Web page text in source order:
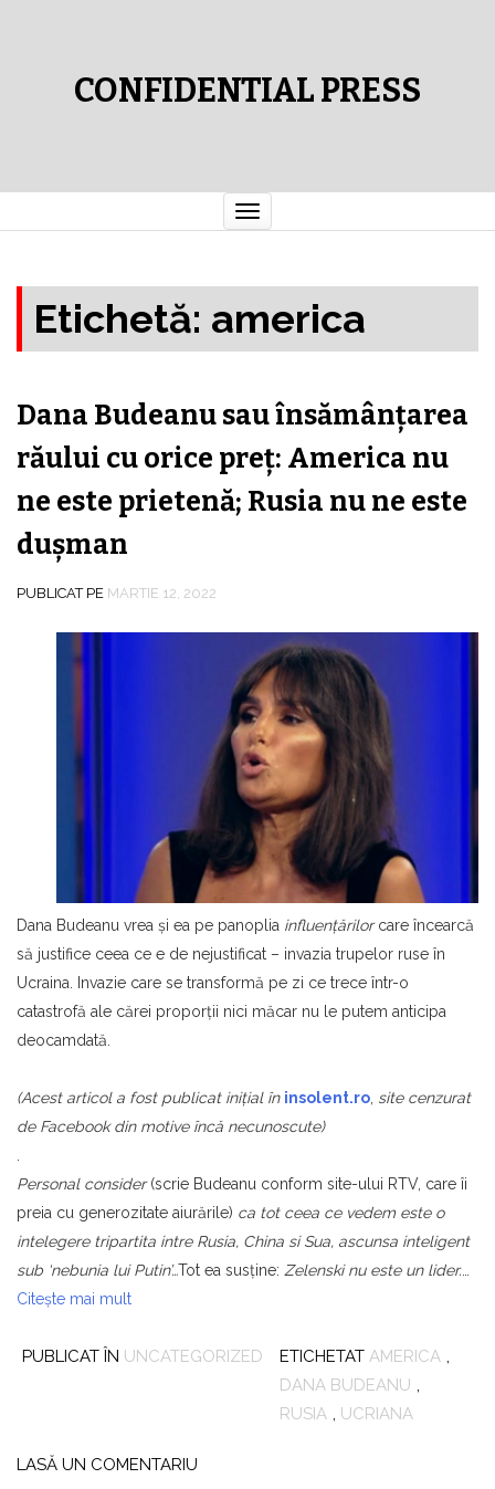
CONFIDENTIAL PRESS
Comută
navigarea
Etichetă: america
Dana Budeanu sau însămânţarea
răului cu orice preţ: America nu
ne este prietenă; Rusia nu ne este
duşman
PUBLICAT PE MARTIE 12, 2022
Dana Budeanu vrea şi ea pe panoplia influenţărilorcare încearcă
să justifice ceea ce e de nejustificat – invazia trupelor ruse în
Ucraina. Invazie care se transformă pe zi ce trece într-o
catastrofă ale cărei proporţii nici măcar nu le putem anticipa
deocamdată.
(Acest articol a fost publicat iniţial în insolent.ro site cenzurat
de Facebook din motive încă necunoscute)
Personal consider(scrie Budeanu conform site-ului RTV, care îi
preia cu generozitate aiurările) ca tot ceea ce vedem este o
intelegere tripartita intre Rusia, China si Sua, ascunsa inteligent
sub ‘nebunia lui Putin’…Tot ea susţine: Zelenski nu este un lider.
Citește mai mult
PUBLICAT ÎN UNCATEGORIZED ETICHETAT AMERICA ,
DANA BUDEANU ,
RUSIA , UCRIANA
LASĂ UN COMENTARIU